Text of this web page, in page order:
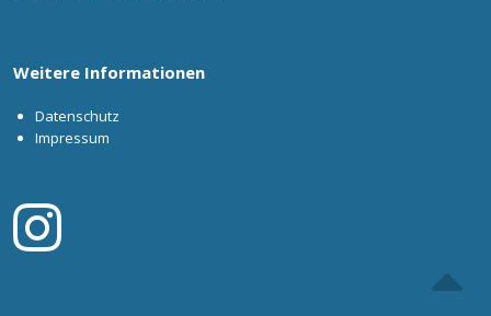
Weitere Informationen
Datenschutz
Impressum